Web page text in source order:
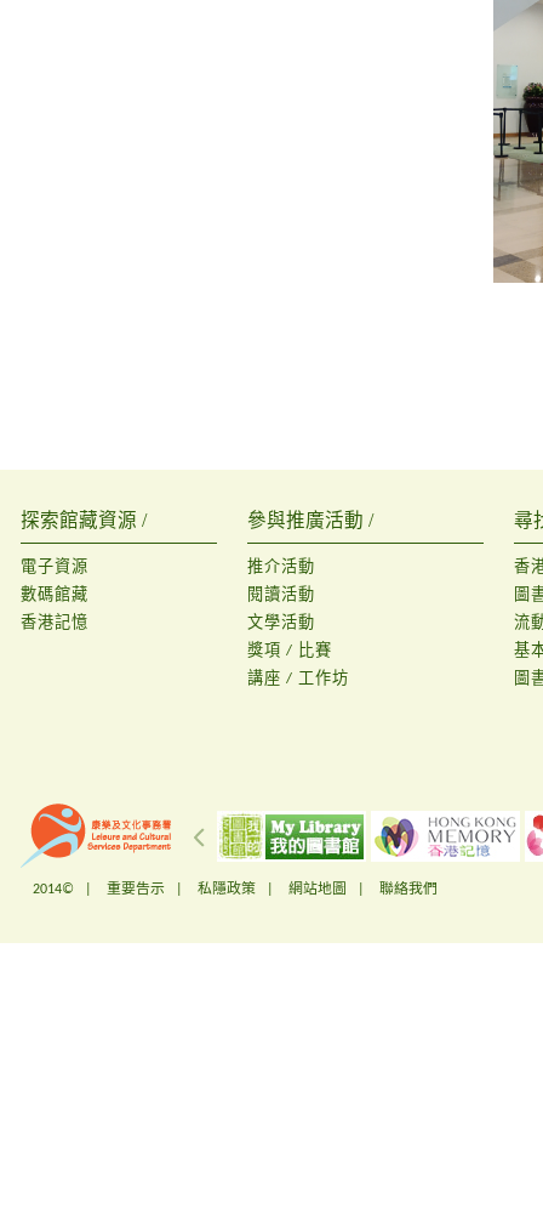
探索館藏資源 /
電子資源
數碼館藏
香港記憶
參與推廣活動 /
推介活動
閱讀活動
文學活動
獎項 / 比賽
講座 / 工作坊
尋
香
圖
流
基
圖
2014© | 重要告示 私隱政策 網站地圖 聯絡我們